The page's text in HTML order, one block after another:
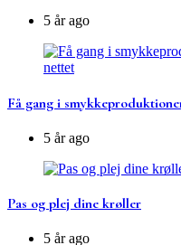
5 år ago
Få gang i
5 år ago
Pas og plej dine krøller
5 år ago